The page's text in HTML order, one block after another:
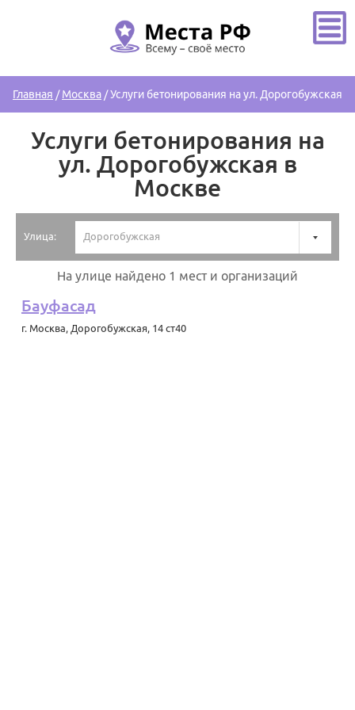
Главная /Москва /Услуги бетонирования на ул. Дорогобужская
Услуги бетонирования на
ул. Дорогобужская в
Москве
Улица: Дорогобужская
На улице найдено 1 мест и организаций
Бауфасад
г. Москва, Дорогобужская, 14 ст40